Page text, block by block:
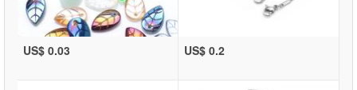
US$ 0.03 US$ 0.2